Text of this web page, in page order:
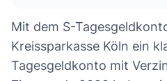
Mit dem S-
Kreissparkasse Köln ein
Tagesgeldkonto mit